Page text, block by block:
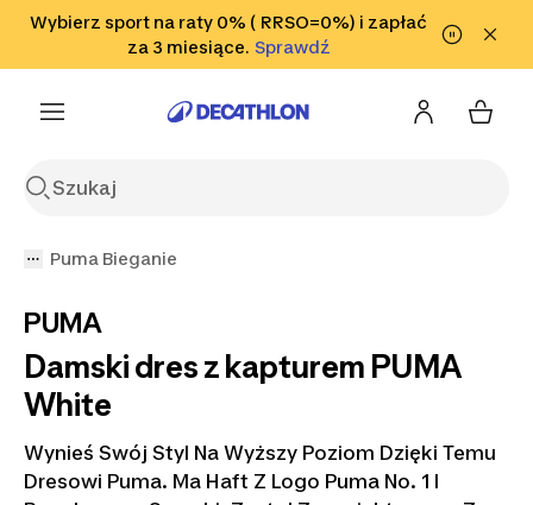
Przejdź do wyszukiwania Przejdź do treści
Przejdź
Wybierz sport na raty 0% ( RRSO=0%) i zapłać
za 3 miesiące. SprawdźSprawdź
Sprawdź
Puma Bieganie
PUMA
Damski dres z kapturem PUMA
White
Wynieś Swój Styl Na Wyższy Poziom Dzięki Temu
Dresowi Puma. Ma Haft Z Logo Puma No. 1 I